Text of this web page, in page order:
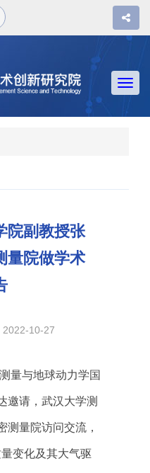
院副教授张
量院做学术
10-27
量与地球动力学国
邀请，武汉大学测
测量院访问交流，
变化及其大气驱